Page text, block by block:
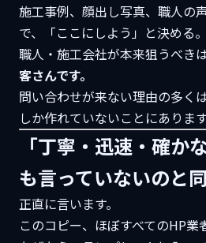
施工事例、顔出し写真、職人の
で、「ここにしよう」と決める。
職人・施工会社が本来狙うべきは
客さんです。
問い合わせが来ない理由の多く
しか作れていないことにあります
「丁寧・迅速・確か
も言っていないのと
正直に言います。
このコピー、ほぼすべてのHP業